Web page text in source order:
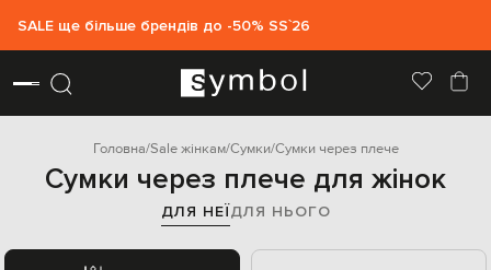
SALE ще більше брендів до -50% SS`26
Головна Sale жінкам Сумки Сумки через плече
Сумки через плече для жінок
ДЛЯ НЕЇДЛЯ НЬОГО